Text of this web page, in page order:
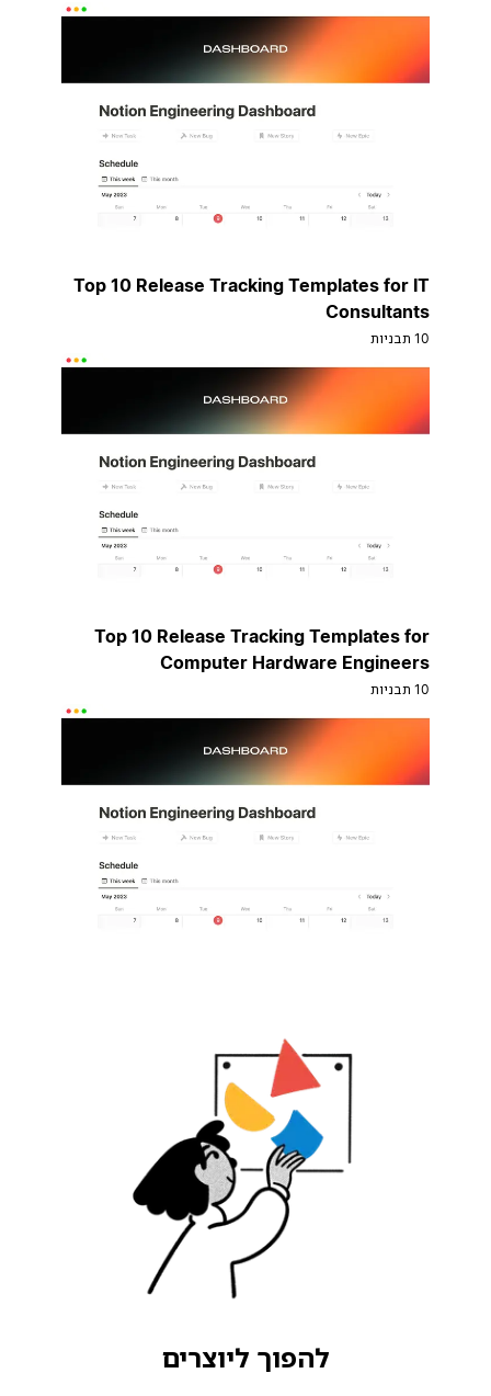
Top 10 Release Tracking Templates for IT
Consultants
Top 10 Release Tracking Templates for
Computer Hardware Engineers
להפוך ליוצרים